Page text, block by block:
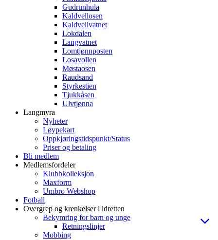
Gudrunhula
Kaldvellosen
Kaldvellvatnet
Lokdalen
Langvatnet
Lomtjønnposten
Losavollen
Møstaosen
Raudsand
Styrkestien
Tjukkåsen
Ulvtjønna
Langmyra
Nyheter
Løypekart
Oppkjøringstidspunkt/Status
Priser og betaling
Bli medlem
Medlemsfordeler
Klubbkolleksjon
Maxform
Umbro Webshop
Fotball
Overgrep og krenkelser i idretten
Bekymring for barn og unge
Retningslinjer
Mobbing